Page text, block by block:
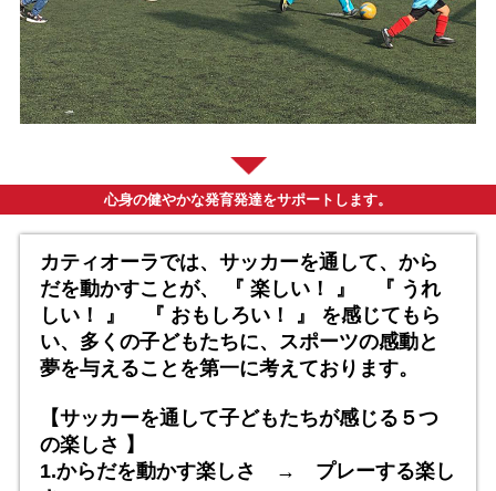
心身の健やかな発育発達をサポートします。
カティオーラでは、サッカーを通して、から
だを動かすことが、
『 楽しい！ 』 『 うれ
しい！ 』 『 おもしろい！ 』
を感じてもら
い、多くの子どもたちに、スポーツの感動と
夢を与えることを第一に考えております。
【サッカーを通して子どもたちが感じる５つ
の楽しさ 】
1.からだを動かす楽しさ → プレーする楽し